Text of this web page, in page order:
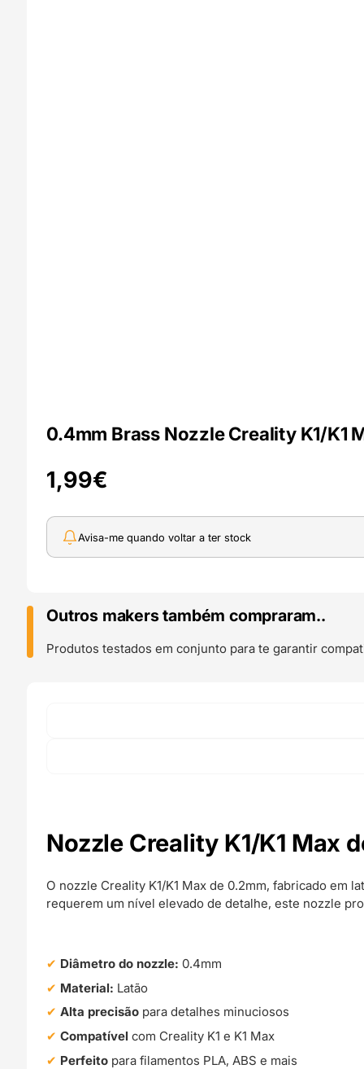
0.4mm Brass Nozzle Creality K1/K1
1,99€
Avisa-me quando voltar a ter stock
Outros makers também compraram..
Produtos testados em conjunto para te garantir
Nozzle Creality K1/K1 Max
O nozzle Creality K1/K1 Max de 0.2mm, fabricado em
requerem um nível elevado de detalhe, este nozzle
Diâmetro do nozzle: 0.4mm
Material: Latão
Alta precisão para detalhes minuciosos
Compatível com Creality K1 e K1 Max
Perfeito para filamentos PLA, ABS e mais